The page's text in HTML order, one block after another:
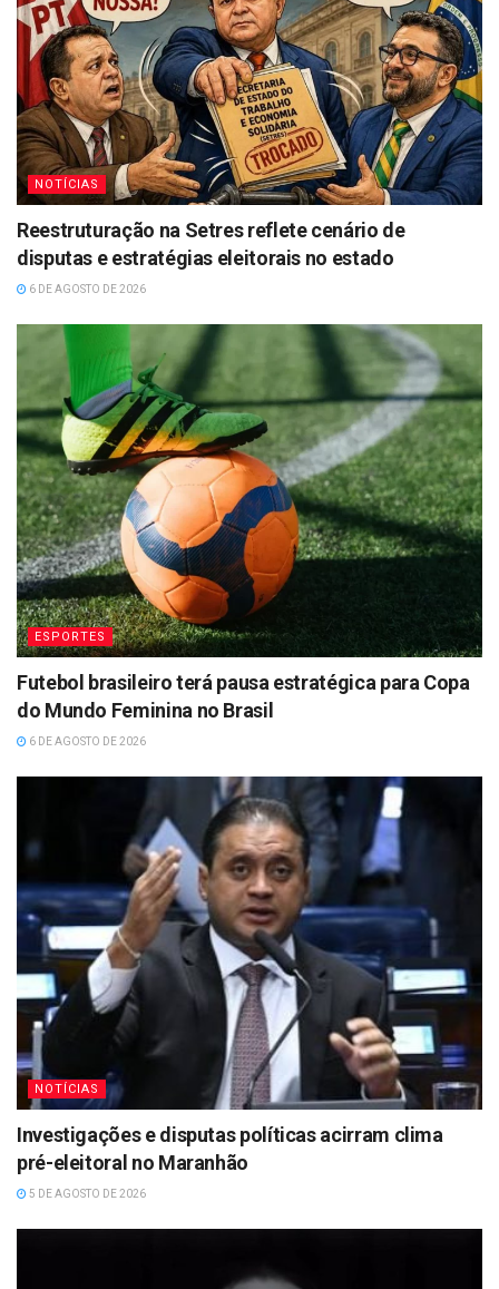
NOTÍCIAS
Reestruturação na Setres reflete cenário de
disputas e estratégias eleitorais no estado
6 DE AGOSTO DE 2026
ESPORTES
Futebol brasileiro terá pausa estratégica para Copa
do Mundo Feminina no Brasil
6 DE AGOSTO DE 2026
NOTÍCIAS
Investigações e disputas políticas acirram clima
pré-eleitoral no Maranhão
5 DE AGOSTO DE 2026